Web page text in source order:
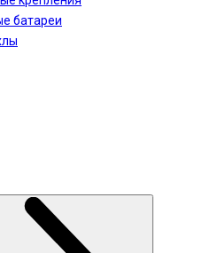
батареи